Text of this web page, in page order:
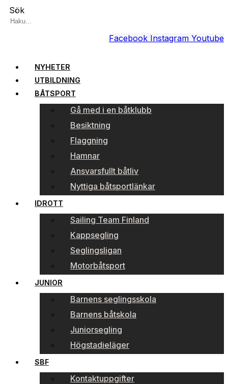
Sök
Facebook Instagram Youtube
NYHETER
UTBILDNING
BÅTSPORT
Gå med i en båtklubb
Besiktning
Flaggning
Hamnar
Ansvarsfullt båtliv
Nyttiga båtsportlänkar
IDROTT
Sailing Team Finland
Kappsegling
Seglingsligan
Motorbåtsport
JUNIOR
Barnens seglingsskola
Barnens båtskola
Juniorsegling
Högstadieläger
SBF
Kontaktuppgifter